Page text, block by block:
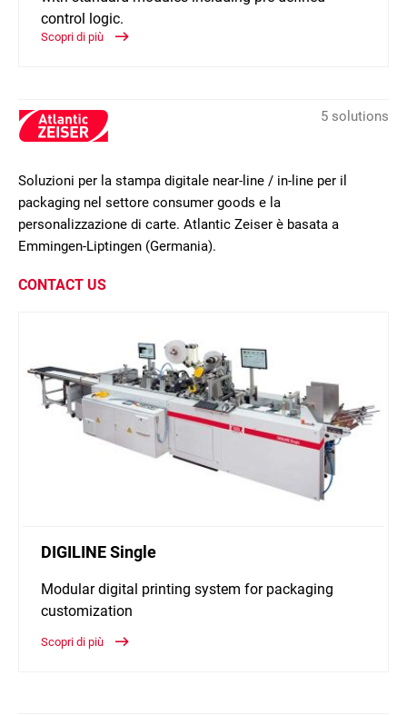
control logic.
Scopri di più
5 solutions
Soluzioni per la stampa digitale near-line / in-line per il
packaging nel settore consumer goods e la
personalizzazione di carte. Atlantic Zeiser è basata a
Emmingen-Liptingen (Germania).
CONTACT US
DIGILINE Single
Modular digital printing system for packaging
customization
Scopri di più